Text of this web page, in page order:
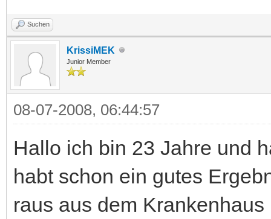
Suchen
KrissiMEK
Junior Member
08-07-2008, 06:44:57
Hallo ich bin 23 Jahre und
habt schon ein gutes
raus aus dem